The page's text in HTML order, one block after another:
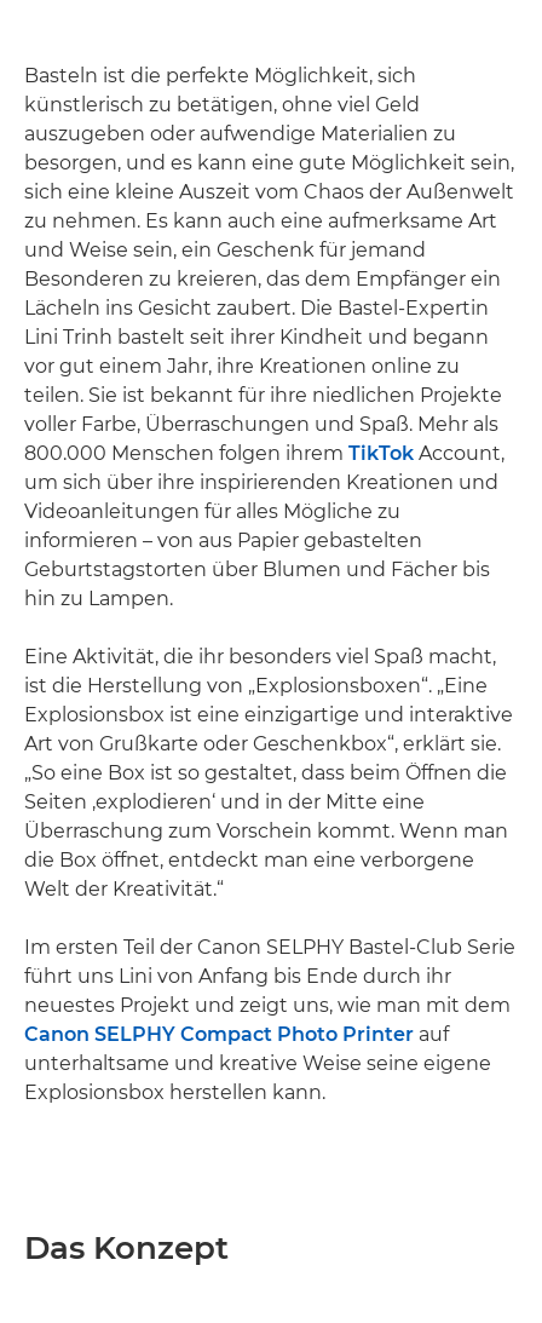
Basteln ist die perfekte Möglichkeit, sich
künstlerisch zu betätigen, ohne viel Geld
auszugeben oder aufwendige Materialien zu
besorgen, und es kann eine gute Möglichkeit sein,
sich eine kleine Auszeit vom Chaos der Außenwelt
zu nehmen. Es kann auch eine aufmerksame Art
und Weise sein, ein Geschenk für jemand
Besonderen zu kreieren, das dem Empfänger ein
Lächeln ins Gesicht zaubert. Die Bastel-Expertin
Lini Trinh bastelt seit ihrer Kindheit und begann
vor gut einem Jahr, ihre Kreationen online zu
teilen. Sie ist bekannt für ihre niedlichen Projekte
voller Farbe, Überraschungen und Spaß. Mehr als
800.000 Menschen folgen ihrem TikTok Account,
um sich über ihre inspirierenden Kreationen und
Videoanleitungen für alles Mögliche zu
informieren – von aus Papier gebastelten
Geburtstagstorten über Blumen und Fächer bis
hin zu Lampen.
Eine Aktivität, die ihr besonders viel Spaß macht,
ist die Herstellung von „Explosionsboxen“. „Eine
Explosionsbox ist eine einzigartige und interaktive
Art von Grußkarte oder Geschenkbox“, erklärt sie.
„So eine Box ist so gestaltet, dass beim Öffnen die
Seiten ‚explodieren‘ und in der Mitte eine
Überraschung zum Vorschein kommt. Wenn man
die Box öffnet, entdeckt man eine verborgene
Welt der Kreativität.“
Im ersten Teil der Canon SELPHY Bastel-Club Serie
führt uns Lini von Anfang bis Ende durch ihr
neuestes Projekt und zeigt uns, wie man mit dem
Canon SELPHY Compact Photo Printer auf
unterhaltsame und kreative Weise seine eigene
Explosionsbox herstellen kann.
Das Konzept